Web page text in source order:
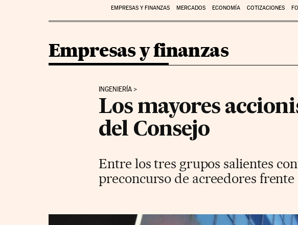
EMPRESAS Y FINANZAS MERCADOS ECONOMÍA COTIZACIONES
Empresas y finanzas
INGENIERÍA
Los mayores
del Consejo
Entre los tres grupos salientes
preconcurso de acreedores